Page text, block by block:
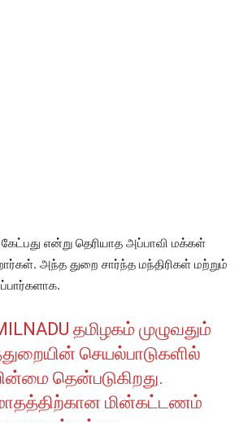
என்று தெரியாத அப்பாவி மக்கள்
அந்த துறை சார்ந்த மந்திரிகள் மற்றும்
தமிழகம் முழுவதும்
செயல்பாடுகளில்
தென்படுகிறது.
மின்கட்டணம்